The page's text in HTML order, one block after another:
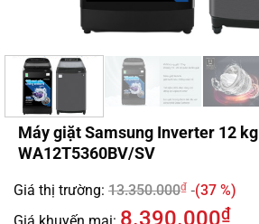
Máy giặt Samsung Inverter 12 kg
WA12T5360BV/SV
Giá thị trường: 13.350.000₫
(37 %)
8.390.000₫